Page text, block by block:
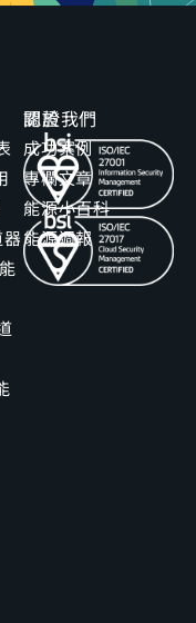
關於我們
成功案例
專欄文章
能源小百科
能源週報
認證